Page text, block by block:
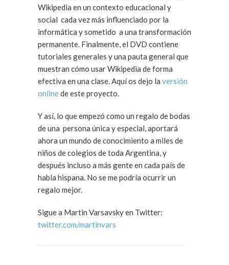
Wikipedia en un contexto educacional y
social cada vez más influenciado por la
informática y sometido a una transformación
permanente. Finalmente, el DVD contiene
tutoriales generales y una pauta general que
muestran cómo usar Wikipedia de forma
efectiva en una clase. Aquí os dejo la versión
onlinede este proyecto.
Y así, lo que empezó como un regalo de bodas
de una persona única y especial, aportará
ahora un mundo de conocimiento a miles de
niños de colegios de toda Argentina, y
después incluso a más gente en cada país de
habla hispana. No se me podría ocurrir un
regalo mejor.
Sigue a Martin Varsavsky en Twitter:
twitter.com/martinvars